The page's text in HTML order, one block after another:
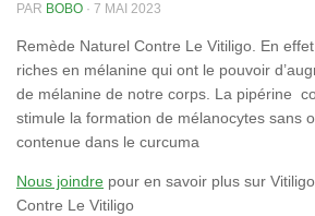
PAR BOBO · 7 MAI 2023
Remède Naturel Contre Le Vitiligo. En
riches en mélanine qui ont le pouvoir
de mélanine de notre corps. La pipérine
stimule la formation de mélanocytes sans
contenue dans le curcuma
Nous joindre pour en savoir plus sur
Contre Le Vitiligo